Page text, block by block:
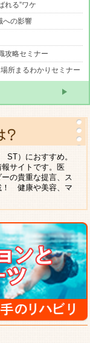
れる”ワケ
への影響
攻略セミナー
所まるわかりセミナー
）におすすめ。
サイトです。医
の貴重な提言、ス
！ 健康や美容、マ